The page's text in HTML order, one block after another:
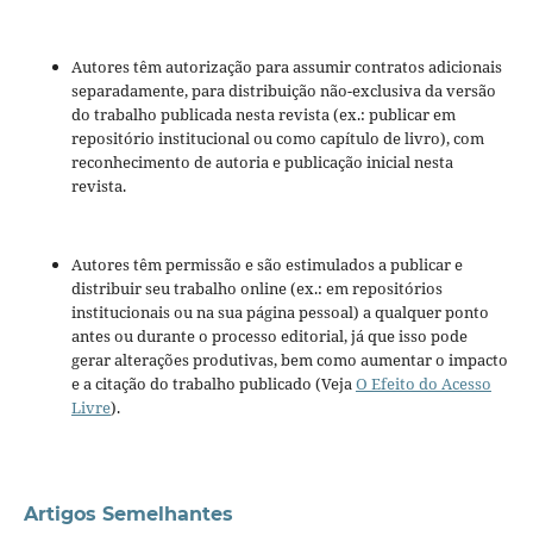
Autores têm autorização para assumir contratos adicionais
separadamente, para distribuição não-exclusiva da versão
do trabalho publicada nesta revista (ex.: publicar em
repositório institucional ou como capítulo de livro), com
reconhecimento de autoria e publicação inicial nesta
revista.
Autores têm permissão e são estimulados a publicar e
distribuir seu trabalho online (ex.: em repositórios
institucionais ou na sua página pessoal) a qualquer ponto
antes ou durante o processo editorial, já que isso pode
gerar alterações produtivas, bem como aumentar o impacto
e a citação do trabalho publicado (VejaO Efeito do Acesso
Livre).
Artigos Semelhantes